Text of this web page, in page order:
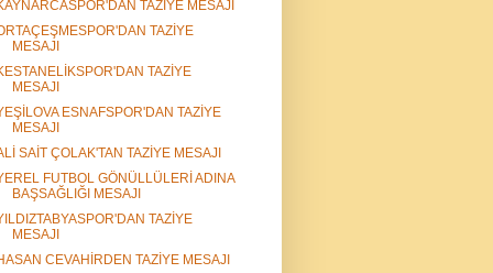
TAZİYE MESAJI
TAZİYE
MESAJI
TAZİYE
MESAJI
ESNAFSPOR'DAN TAZİYE
MESAJI
SAİT ÇOLAK'TAN TAZİYE MESAJI
FUTBOL GÖNÜLLÜLERİ ADINA
BAŞSAĞLIĞI MESAJI
TAZİYE
MESAJI
CEVAHİRDEN TAZİYE MESAJI